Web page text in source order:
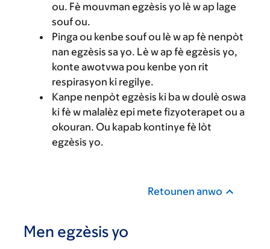
ou. Fè mouvman egzèsis yo lè w ap lage
souf ou.
Pinga ou kenbe souf ou lè w ap fè nenpòt
nan egzèsis sa yo. Lè w ap fè egzèsis yo,
konte awotvwa pou kenbe yon rit
respirasyon ki regilye.
Kanpe nenpòt egzèsis ki ba w doulè oswa
ki fè w malalèz epi mete fizyoterapet ou a
okouran. Ou kapab kontinye fè lòt
egzèsis yo.
Retounen anwo
Men egzèsis yo